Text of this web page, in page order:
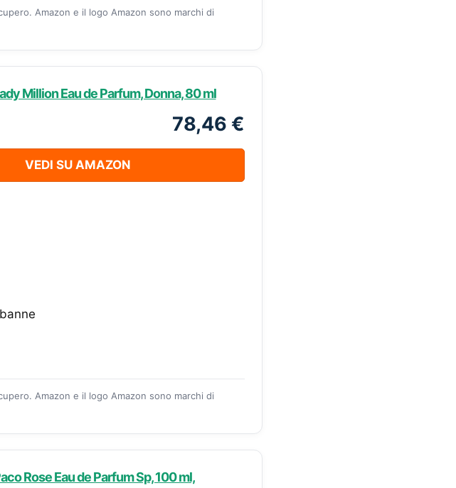
Amazon e il logo Amazon sono marchi di
Million Eau de Parfum, Donna, 80 ml
78,46 €
VEDI SU AMAZON
Amazon e il logo Amazon sono marchi di
Rose Eau de Parfum Sp, 100 ml,